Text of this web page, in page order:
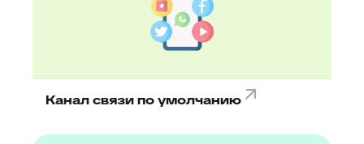
Канал связи по умолчанию